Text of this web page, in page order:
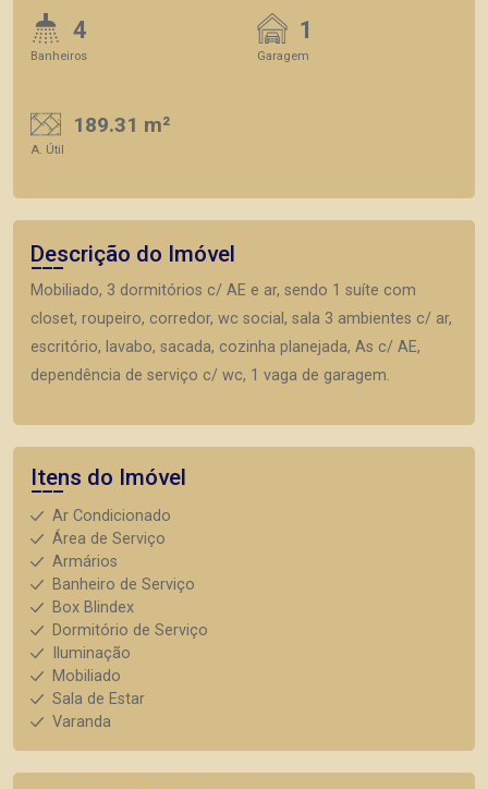
4
Banheiros
1
Garagem
189.31 m²
A. Útil
Descrição do Imóvel
Mobiliado, 3 dormitórios c/ AE e ar, sendo 1 suíte com
closet, roupeiro, corredor, wc social, sala 3 ambientes c/ ar,
escritório, lavabo, sacada, cozinha planejada, As c/ AE,
dependência de serviço c/ wc, 1 vaga de garagem.
Itens do Imóvel
Ar Condicionado
Área de Serviço
Armários
Banheiro de Serviço
Box Blindex
Dormitório de Serviço
Iluminação
Mobiliado
Sala de Estar
Varanda